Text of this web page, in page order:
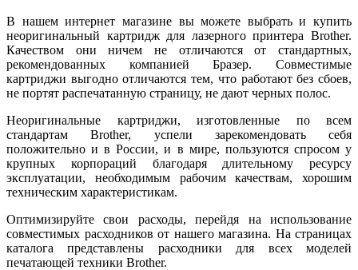
В нашем интернет магазине вы можете выбрать и купить
неоригинальный картридж для лазерного принтера Brother.
Качеством они ничем не отличаются от стандартных,
рекомендованных компанией Бразер. Совместимые
картриджи выгодно отличаются тем, что работают без сбоев,
не портят распечатанную страницу, не дают черных полос.
Неоригинальные картриджи, изготовленные по всем
стандартамBrother, успели зарекомендовать себя
положительно и в России, и в мире, пользуются спросом у
крупных корпораций благодаря длительному ресурсу
эксплуатации, необходимым рабочим качествам, хорошим
техническим характеристикам.
Оптимизируйте свои расходы, перейдя на использование
совместимых расходников от нашего магазина. На страницах
каталога представлены расходники для всех моделей
печатающей техники Brother.